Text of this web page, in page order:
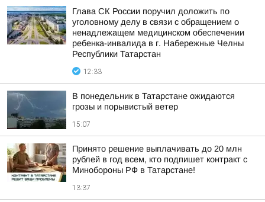
Глава СК России поручил доложить по
уголовному делу в связи с обращением о
ненадлежащем медицинском обеспечении
ребенка-инвалида в г. Набережные Челны
Республики Татарстан
12:33
В понедельник в Татарстане ожидаются
грозы и порывистый ветер
15:07
Принято решение выплачивать до 20 млн
рублей в год всем, кто подпишет контракт с
Минобороны РФ в Татарстане!
13:37